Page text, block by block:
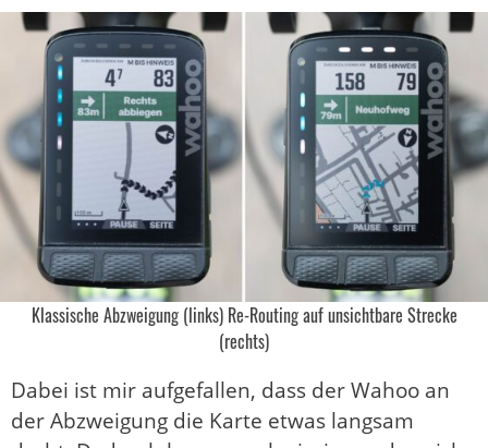
Klassische Abzweigung (links) Re-Routing auf unsichtbare Strecke
(rechts)
Dabei ist mir aufgefallen, dass der Wahoo an
der Abzweigung die Karte etwas langsam